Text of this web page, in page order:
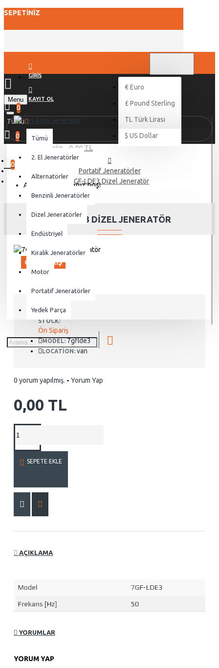
SEPETINIZ
GIRIŞ
KAYIT OL
€ Euro
£ Pound Sterling
TL Türk Lirası
$ US Dollar
Menu
0
0
0 ürün - 0,00 TL
0
Alışveriş sepetiniz boş!
Tümü
Tümü
2. El Jeneratörler
Alternatörler
Benzinli Jeneratörler
Dizel Jeneratörler
Endüstriyel
Kiralık Jeneratörler
Motor
Portatif Jeneratörler
Yedek Parça
Portatif Jeneratörler
7GF-LDE3 Dizel Jeneratör
7GF-LDE3 DIZEL JENERATÖR
ÖN SIPARIŞ
STOCK:
Ön Sipariş
MODEL: 7gflde3
LOCATION: van
0 yorum yapılmış. - Yorum Yap
0,00 TL
SEPETE EKLE
AÇIKLAMA
YORUMLAR
YORUM YAP